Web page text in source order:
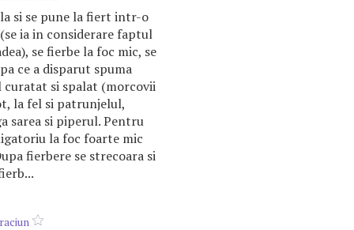
si se pune la fiert intr-o
ia in considerare faptul
se fierbe la foc mic, se
ce a disparut spuma
curatat si spalat (morcovii
la fel si patrunjelul,
sarea si piperul. Pentru
la foc foarte mic
fierbere se strecoara si